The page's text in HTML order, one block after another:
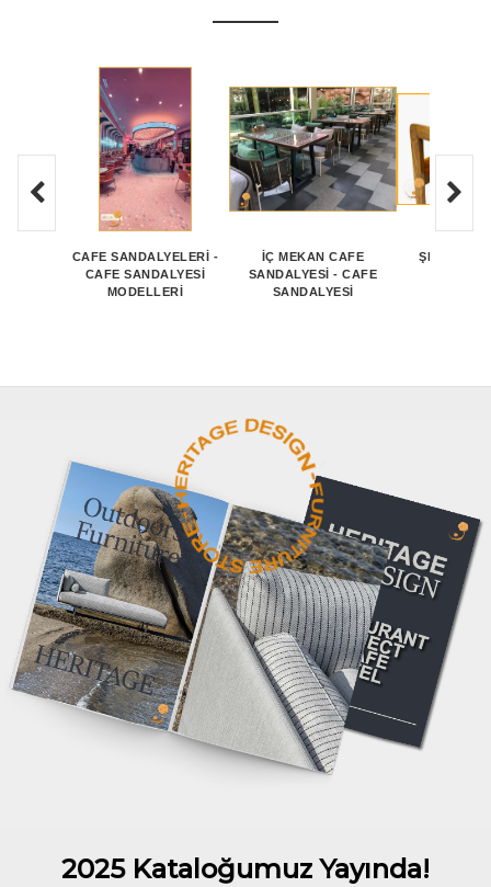
CAFE SANDALYELERI -
CAFE SANDALYESI
MODELLERI
İÇ MEKAN CAFE
SANDALYESİ - CAFE
SANDALYESİ
ŞIK VE
2025 Kataloğumuz Yayında!